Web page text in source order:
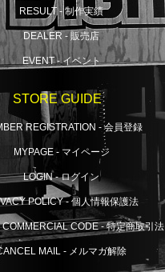
RESULT - 制作実績
DEALER - 販売店
EVENT - イベント
STORE GUIDE
REGISTRATION - 会員登録
MYPAGE - マイページ
LOGIN - ログイン
POLICY - 個人情報保護法
CODE - 特定商取引法
MAIL - メルマガ解除